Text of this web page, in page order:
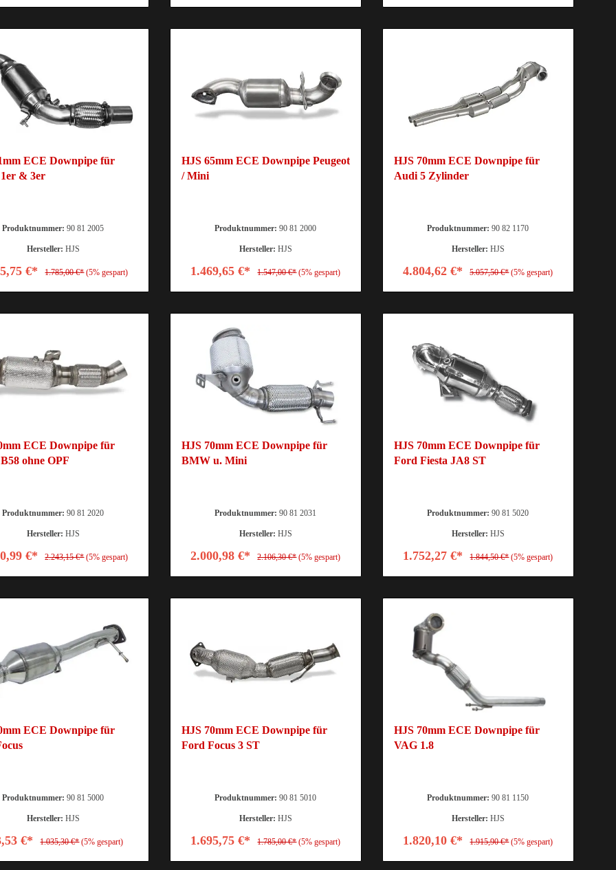
ECE Downpipe für
& 3er
Produktnummer:90 81 2005
Hersteller: HJS
€* 1.785,00 €* (5% gespart)
HJS 65mm ECE Downpipe Peugeot
/ Mini
Produktnummer:90 81 2000
Hersteller: HJS
1.469,65 €* 1.547,00 €* (5% gespart)
HJS 70mm ECE Downpipe für
Audi 5 Zylinder
Produktnummer:90 82 1170
Hersteller: HJS
4.804,62 €* 5.057,50 €* (5% gespart)
ECE Downpipe für
ohne OPF
Produktnummer:90 81 2020
Hersteller: HJS
€* 2.243,15 €* (5% gespart)
HJS 70mm ECE Downpipe für
BMW u. Mini
Produktnummer:90 81 2031
Hersteller: HJS
2.000,98 €* 2.106,30 €* (5% gespart)
HJS 70mm ECE Downpipe für
Ford Fiesta JA8 ST
Produktnummer:90 81 5020
Hersteller: HJS
1.752,27 €* 1.844,50 €* (5% gespart)
ECE Downpipe für
Produktnummer:90 81 5000
Hersteller: HJS
€* 1.035,30 €* (5% gespart)
HJS 70mm ECE Downpipe für
Ford Focus 3 ST
Produktnummer:90 81 5010
Hersteller: HJS
1.695,75 €* 1.785,00 €* (5% gespart)
HJS 70mm ECE Downpipe für
VAG 1.8
Produktnummer:90 81 1150
Hersteller: HJS
1.820,10 €* 1.915,90 €* (5% gespart)